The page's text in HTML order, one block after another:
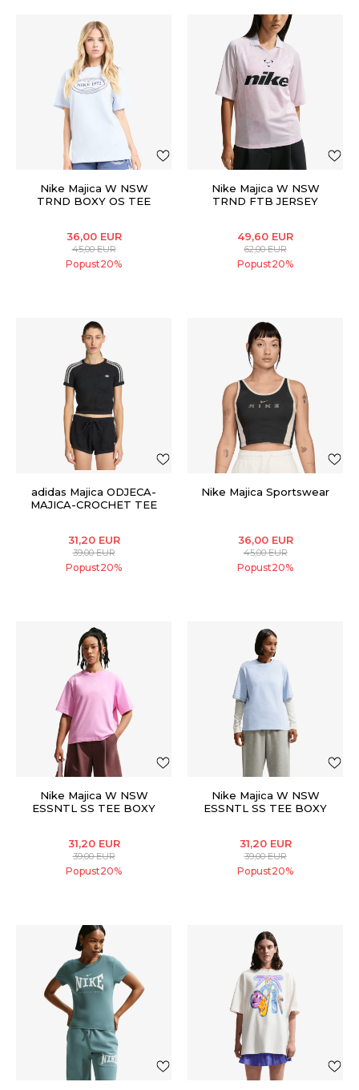
Nike Majica W NSW
TRND BOXY OS TEE
36,00 EUR
45,00EUR
Popust20%
Nike Majica W NSW
TRND FTB JERSEY
49,60 EUR
62,00EUR
Popust20%
adidas Majica ODJECA-
MAJICA-CROCHET TEE
31,20 EUR
39,00EUR
Popust20%
Nike Majica Sportswear
36,00 EUR
45,00EUR
Popust20%
Nike Majica W NSW
ESSNTL SS TEE BOXY
31,20 EUR
39,00EUR
Popust20%
Nike Majica W NSW
ESSNTL SS TEE BOXY
31,20 EUR
39,00EUR
Popust20%